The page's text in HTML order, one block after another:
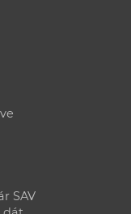
SAV